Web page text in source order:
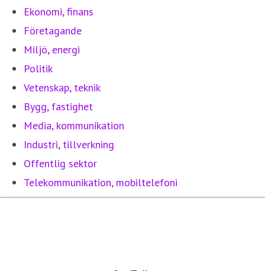
Ekonomi, finans
Företagande
Miljö, energi
Politik
Vetenskap, teknik
Bygg, fastighet
Media, kommunikation
Industri, tillverkning
Offentlig sektor
Telekommunikation, mobiltelefoni